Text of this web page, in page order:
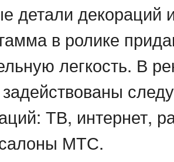
детали декораций
в ролике
легкость. В
ТВ, интернет,
МТС.